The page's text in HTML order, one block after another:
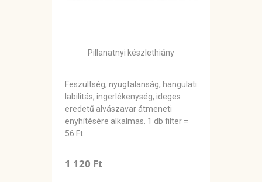
Pillanatnyi készlethiány
Feszültség, nyugtalanság, hangulati
labilitás, ingerlékenység, ideges
eredetű alvászavar átmeneti
enyhítésére alkalmas. 1 db filter =
56 Ft
1 120 Ft